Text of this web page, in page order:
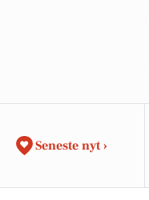
Seneste nyt ›